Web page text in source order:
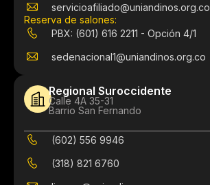
servicioafiliado@uniandinos.org.co
Reserva de salones:
PBX: (601) 616 2211 - Opción 4/1
sedenacional1@uniandinos.org.co
Regional Suroccidente
Calle 4A 35-31
Barrio San Fernando
(602) 556 9946
(318) 821 6760